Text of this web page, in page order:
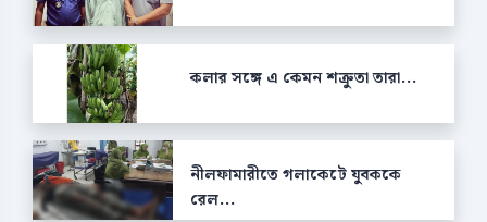
কলার সঙ্গে এ কেমন শক্রুতা তারা...
নীলফামারীতে গলাকেটে যুবককে
রেল...